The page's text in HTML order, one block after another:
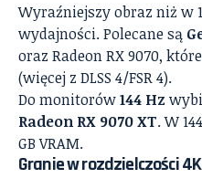
Wyraźniejszy obraz niż w
wydajności. Polecane są
oraz Radeon RX 9070,
(więcej z DLSS 4/FSR 4).
Do monitorów144 Hz
Radeon RX 9070 XT. W
GB VRAM.
Granie w rozdzielczości